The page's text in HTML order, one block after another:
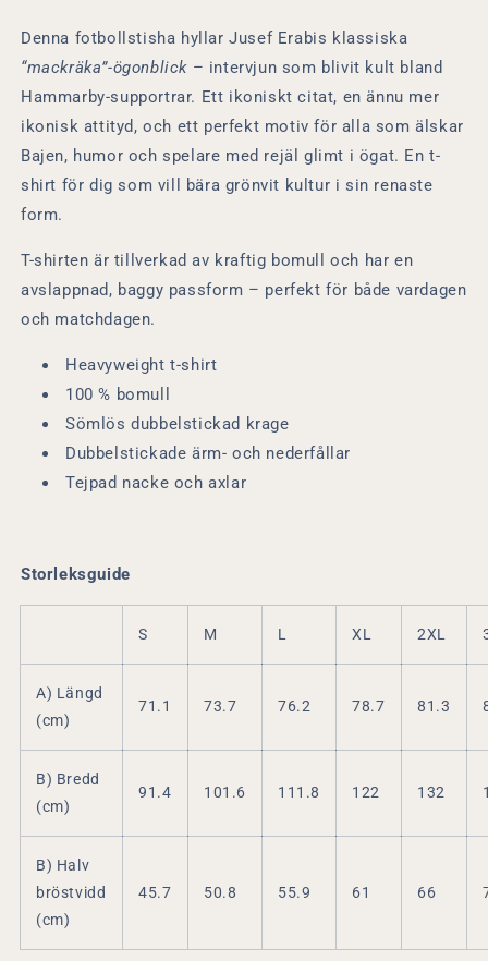
Lirare
Wear
Lirare
Wear
Denna fotbollstisha hyllar Jusef Erabis klassiska
“mackräka”-ögonblick – intervjun som blivit kult bland
Hammarby-supportrar. Ett ikoniskt citat, en ännu mer
ikonisk attityd, och ett perfekt motiv för alla som älskar
Bajen, humor och spelare med rejäl glimt i ögat. En t-
shirt för dig som vill bära grönvit kultur i sin renaste
form.
T-shirten är tillverkad av kraftig bomull och har en
avslappnad, baggy passform – perfekt för både vardagen
och matchdagen.
Heavyweight t-shirt
100 % bomull
Sömlös dubbelstickad krage
Dubbelstickade ärm- och nederfållar
Tejpad nacke och axlar
Storleksguide
S M L XL 2XL
A) Längd
(cm)
71.1 73.7 76.2 78.7 81.3
B) Bredd
(cm)
91.4 101.6 111.8 122 132
B) Halv
bröstvidd
(cm)
45.7 50.8 55.9 61 66